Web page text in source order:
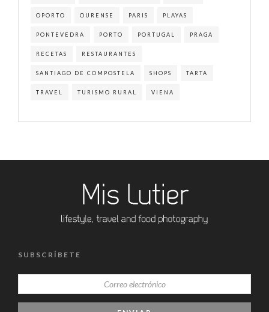
OPORTO OURENSE PARIS PLAYAS
PONTEVEDRA PORTO PORTUGAL PRAGA
RECETAS RESTAURANTES
SANTIAGO DE COMPOSTELA SHOPS TARTA
TRAVEL TURISMO RURAL VIENA
SUBSCRÍBETE